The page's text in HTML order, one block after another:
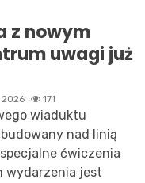
z nowym
uwagi już
171
wiaduktu
nad linią
ćwiczenia
wydarzenia jest